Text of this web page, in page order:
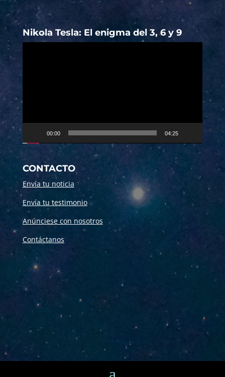
Nikola Tesla: El enigma del 3, 6 y 9
00:00 04:25
CONTACTO
Envía tu noticia
Envía tu testimonio
Anúnciese con nosotros
Contáctanos